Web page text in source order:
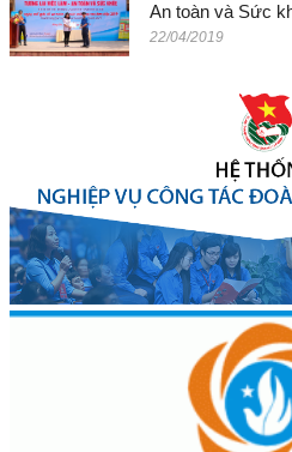
An toàn và Sức
22/04/2019